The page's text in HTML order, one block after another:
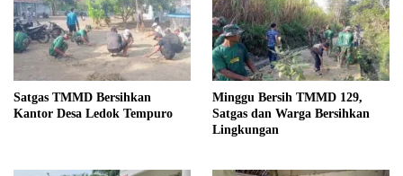
Satgas TMMD Bersihkan
Kantor Desa Ledok Tempuro
Minggu Bersih TMMD 129,
Satgas dan Warga Bersihkan
Lingkungan